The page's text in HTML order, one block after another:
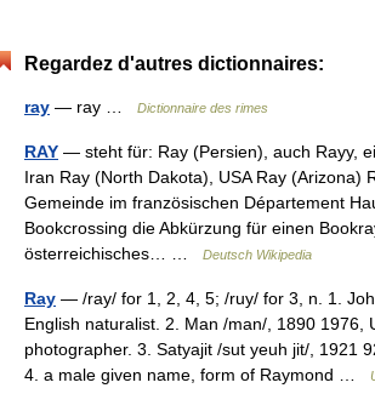
Regardez d'autres dictionnaires:
ray — ray … Dictionnaire des rimes
RAY — steht für: Ray (Persien), auch Rayy,
Iran Ray (North Dakota), USA Ray (Arizona)
Gemeinde im französischen Département
Bookcrossing die Abkürzung für einen
österreichisches… …
Deutsch Wikipedia
Ray — /ray/ for 1, 2, 4, 5; /ruy/ for 3, n. 1.
English naturalist. 2. Man /man/, 1890 1976,
photographer. 3. Satyajit /sut yeuh jit/, 1921
4. a male given name, form of Raymond …